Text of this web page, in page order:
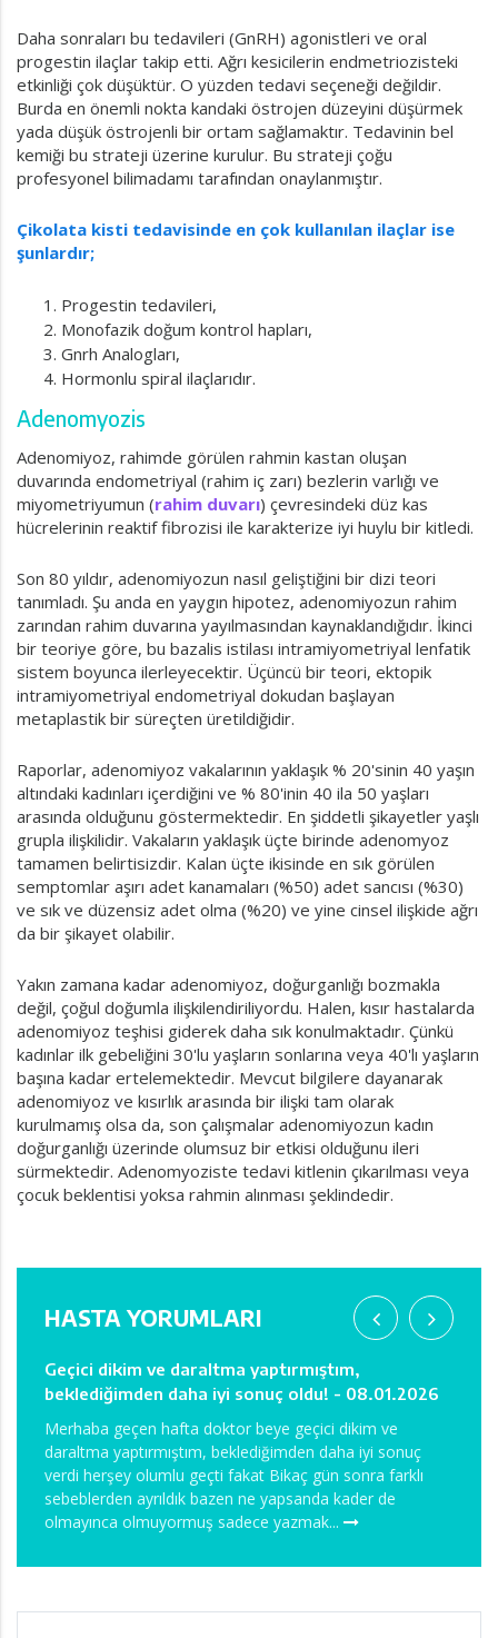
Daha sonraları bu tedavileri (GnRH) agonistleri ve oral
progestin ilaçlar takip etti. Ağrı kesicilerin endmetriozisteki
etkinliği çok düşüktür. O yüzden tedavi seçeneği değildir.
Burda en önemli nokta kandaki östrojen düzeyini düşürmek
yada düşük östrojenli bir ortam sağlamaktır. Tedavinin bel
kemiği bu strateji üzerine kurulur. Bu strateji çoğu
profesyonel bilimadamı tarafından onaylanmıştır.
Çikolata kisti tedavisinde en çok kullanılan ilaçlar ise
şunlardır;
Progestin tedavileri,
Monofazik doğum kontrol hapları,
Gnrh Analogları,
Hormonlu spiral ilaçlarıdır.
Adenomyozis
Adenomiyoz, rahimde görülen rahmin kastan oluşan
duvarında endometriyal (rahim iç zarı) bezlerin varlığı ve
miyometriyumun (rahim duvarı) çevresindeki düz kas
hücrelerinin reaktif fibrozisi ile karakterize iyi huylu bir kitledi.
Son 80 yıldır, adenomiyozun nasıl geliştiğini bir dizi teori
tanımladı. Şu anda en yaygın hipotez, adenomiyozun rahim
zarından rahim duvarına yayılmasından kaynaklandığıdır. İkinci
bir teoriye göre, bu bazalis istilası intramiyometriyal lenfatik
sistem boyunca ilerleyecektir. Üçüncü bir teori, ektopik
intramiyometriyal endometriyal dokudan başlayan
metaplastik bir süreçten üretildiğidir.
Raporlar, adenomiyoz vakalarının yaklaşık % 20'sinin 40 yaşın
altındaki kadınları içerdiğini ve % 80'inin 40 ila 50 yaşları
arasında olduğunu göstermektedir. En şiddetli şikayetler yaşlı
grupla ilişkilidir. Vakaların yaklaşık üçte birinde adenomyoz
tamamen belirtisizdir. Kalan üçte ikisinde en sık görülen
semptomlar aşırı adet kanamaları (%50) adet sancısı (%30)
ve sık ve düzensiz adet olma (%20) ve yine cinsel ilişkide ağrı
da bir şikayet olabilir.
Yakın zamana kadar adenomiyoz, doğurganlığı bozmakla
değil, çoğul doğumla ilişkilendiriliyordu. Halen, kısır hastalarda
adenomiyoz teşhisi giderek daha sık konulmaktadır. Çünkü
kadınlar ilk gebeliğini 30'lu yaşların sonlarına veya 40'lı yaşların
başına kadar ertelemektedir. Mevcut bilgilere dayanarak
adenomiyoz ve kısırlık arasında bir ilişki tam olarak
kurulmamış olsa da, son çalışmalar adenomiyozun kadın
doğurganlığı üzerinde olumsuz bir etkisi olduğunu ileri
sürmektedir. Adenomyoziste tedavi kitlenin çıkarılması veya
çocuk beklentisi yoksa rahmin alınması şeklindedir.
HASTA YORUMLARI
Ağrım sızım kanamam yok hatta işe bile geldim. -
08.09.2025
Merhaba Didem hanım, o gün size teşekkür edemedim.
Öncelikle çok teşekkür ederim ilginiz alakanız için Fatih
hocam ve özellikle siz bir de ismini bilmediğim
Anestezimi yapan hanımefendi o kadar hassas ve iyi
davrandınız ki gerçekten beni...